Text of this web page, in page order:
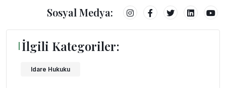
Sosyal Medya:
İlgili Kategoriler:
Idare Hukuku